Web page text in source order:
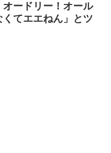
ードリー！オール
てエエねん」とツ